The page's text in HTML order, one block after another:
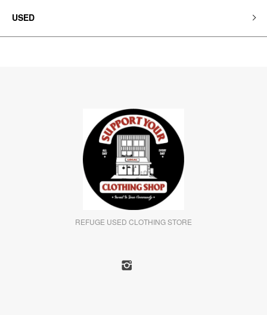
USED
REFUGE USED CLOTHING STORE